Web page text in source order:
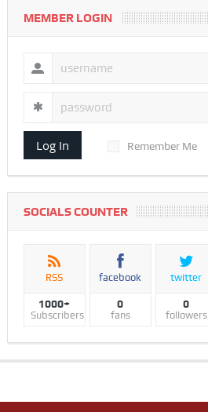
MEMBER LOGIN
Log In Remember Me
SOCIALS COUNTER
RSS
1000+
Subscribers
facebook
0
fans
twitter
0
followers